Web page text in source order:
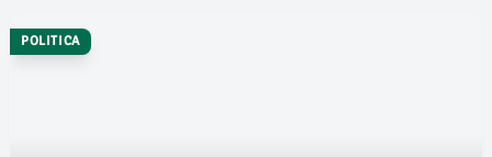
POLITICA